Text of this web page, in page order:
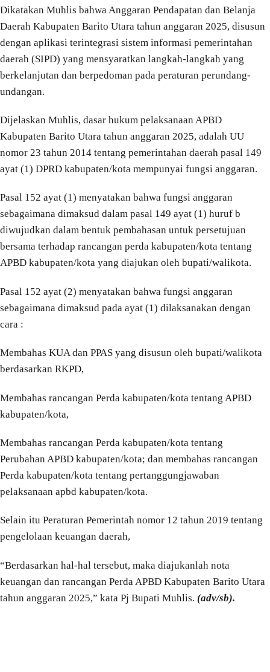
Dikatakan Muhlis bahwa Anggaran Pendapatan dan Belanja
Daerah Kabupaten Barito Utara tahun anggaran 2025, disusun
dengan aplikasi terintegrasi sistem informasi pemerintahan
daerah (SIPD) yang mensyaratkan langkah-langkah yang
berkelanjutan dan berpedoman pada peraturan perundang-
undangan.
Dijelaskan Muhlis, dasar hukum pelaksanaan APBD
Kabupaten Barito Utara tahun anggaran 2025, adalah UU
nomor 23 tahun 2014 tentang pemerintahan daerah pasal 149
ayat (1) DPRD kabupaten/kota mempunyai fungsi anggaran.
Pasal 152 ayat (1) menyatakan bahwa fungsi anggaran
sebagaimana dimaksud dalam pasal 149 ayat (1) huruf b
diwujudkan dalam bentuk pembahasan untuk persetujuan
bersama terhadap rancangan perda kabupaten/kota tentang
APBD kabupaten/kota yang diajukan oleh bupati/walikota.
Pasal 152 ayat (2) menyatakan bahwa fungsi anggaran
sebagaimana dimaksud pada ayat (1) dilaksanakan dengan
cara :
Membahas KUA dan PPAS yang disusun oleh bupati/walikota
berdasarkan RKPD,
Membahas rancangan Perda kabupaten/kota tentang APBD
kabupaten/kota,
Membahas rancangan Perda kabupaten/kota tentang
Perubahan APBD kabupaten/kota; dan membahas rancangan
Perda kabupaten/kota tentang pertanggungjawaban
pelaksanaan apbd kabupaten/kota.
Selain itu Peraturan Pemerintah nomor 12 tahun 2019 tentang
pengelolaan keuangan daerah,
“Berdasarkan hal-hal tersebut, maka diajukanlah nota
keuangan dan rancangan Perda APBD Kabupaten Barito Utara
tahun anggaran 2025,” kata Pj Bupati Muhlis. (adv/sb).